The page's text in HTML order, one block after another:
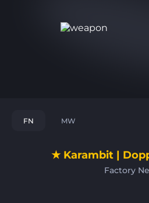
FN MW
★ Karambit |
Factory